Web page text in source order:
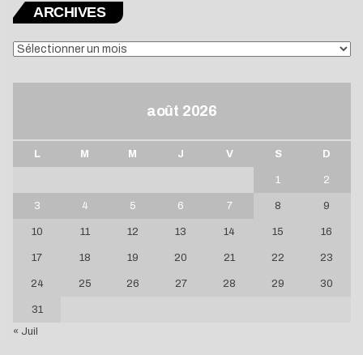
ARCHIVES
ARCHIVES
août 2026
L M M J V S D
1 2
3 4 5 6 7 8 9
10 11 12 13 14 15 16
17 18 19 20 21 22 23
24 25 26 27 28 29 30
31
« Juil